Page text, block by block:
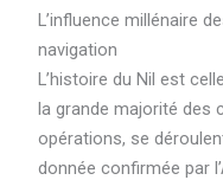
L’influence millénaire
navigation
L’histoire du Nil est
la grande majorité des
opérations, se
donnée confirmée par